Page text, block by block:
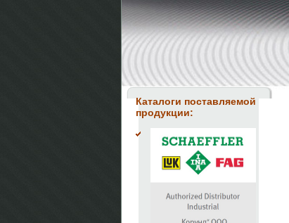
Каталоги поставляемой
продукции: